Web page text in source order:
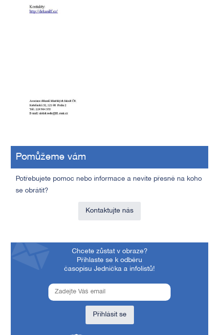
Pomůžeme vám
Potřebujete pomoc nebo informace a nevíte přesně na koho
se obrátit?
Kontaktujte nás
Chcete zůstat v obraze?
Přihlaste se k odběru
časopisu Jednička a infolistů!
Přihlásit se